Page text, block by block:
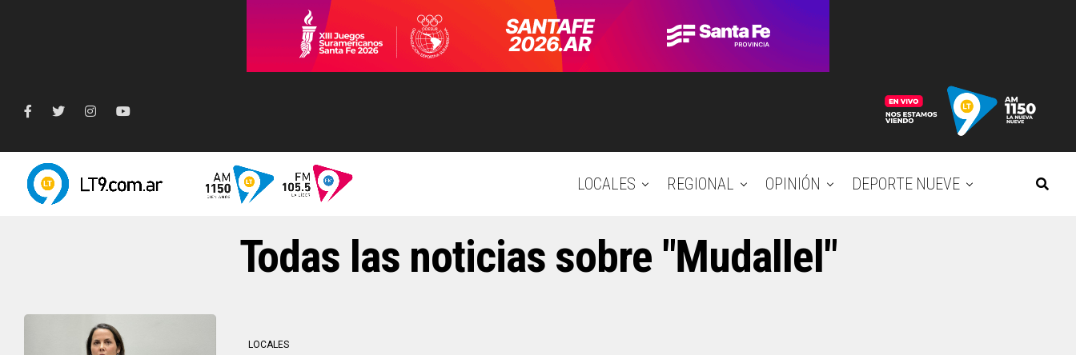
LOCALES REGIONAL OPINIÓN DEPORTE NUEVE
Todas las noticias sobre "Mudallel"
LOCALES